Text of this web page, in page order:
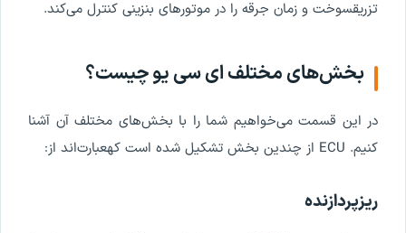
تزریقسوخت و زمان جرقه را در موتورهای بنزینی کنترل میکند.
بخشهایمختلفایسییوچیست؟
در این قسمت میخواهیم شما را با بخشهای مختلف آن آشنا
کنیم.
ECU از چندین بخش تشکیل شده است کهعبارتاند از:
ریزپردازنده